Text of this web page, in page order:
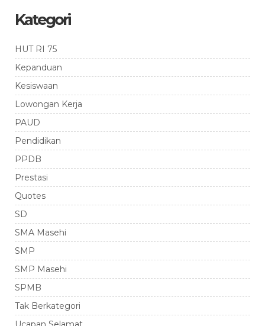
Kategori
HUT RI 75
Kepanduan
Kesiswaan
Lowongan Kerja
PAUD
Pendidikan
PPDB
Prestasi
Quotes
SD
SMA Masehi
SMP
SMP Masehi
SPMB
Tak Berkategori